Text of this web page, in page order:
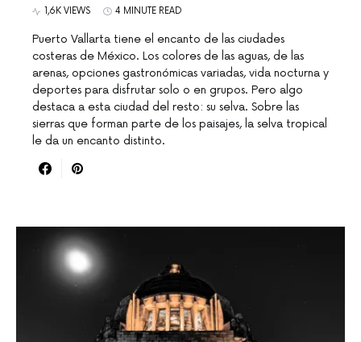
1,6K VIEWS 4 MINUTE READ
Puerto Vallarta tiene el encanto de las ciudades
costeras de México. Los colores de las aguas, de las
arenas, opciones gastronómicas variadas, vida nocturna y
deportes para disfrutar solo o en grupos. Pero algo
destaca a esta ciudad del resto: su selva. Sobre las
sierras que forman parte de los paisajes, la selva tropical
le da un encanto distinto.